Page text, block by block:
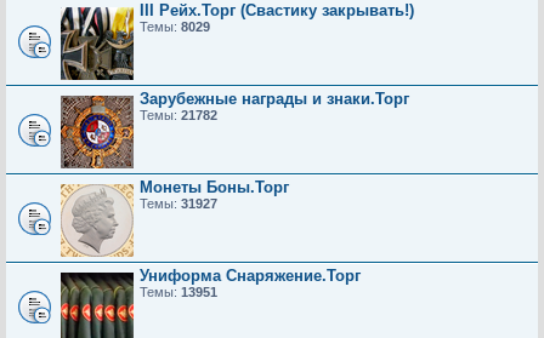
III Рейх.Торг (Свастику закрывать!)
Темы: 8029
Зарубежные награды и знаки.Торг
Темы: 21782
Монеты Боны.Торг
Темы: 31927
Униформа Снаряжение.Торг
Темы: 13951